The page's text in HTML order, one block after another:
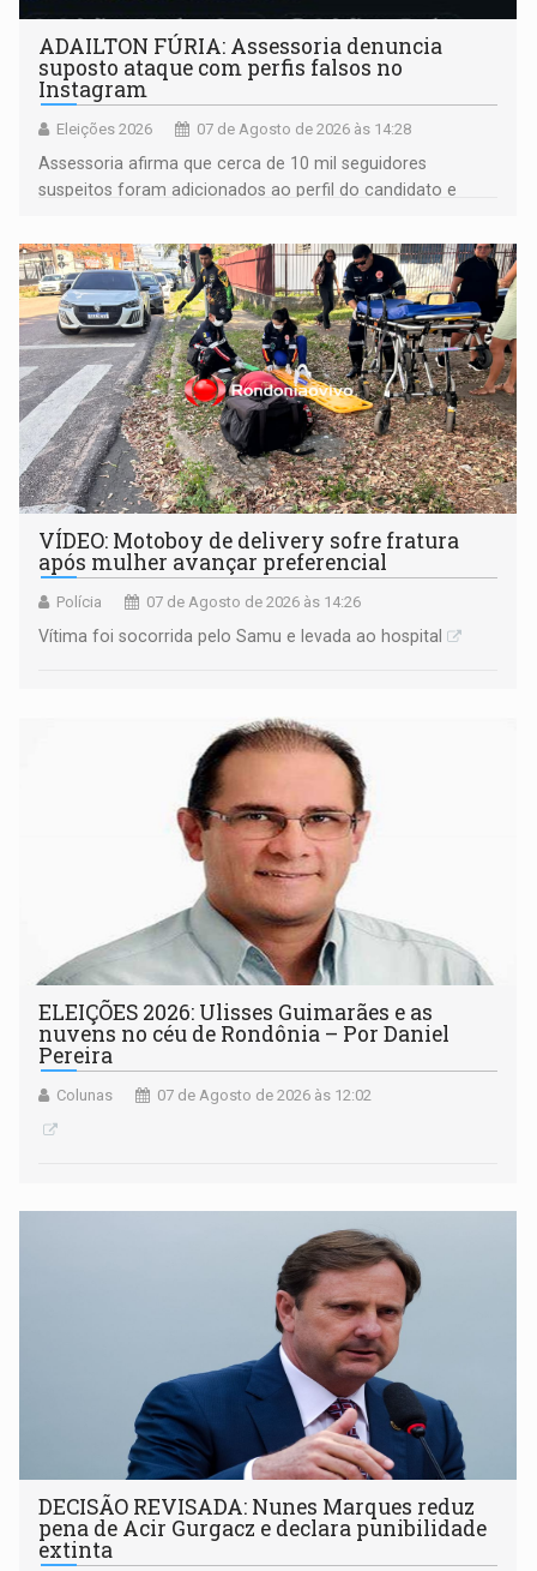
ADAILTON FÚRIA: Assessoria denuncia
suposto ataque com perfis falsos no
Instagram
Eleições 2026 07 de Agosto de 2026 às 14:28
Assessoria afirma que cerca de 10 mil seguidores
suspeitos foram adicionados ao perfil do candidato e
remover as contas
VÍDEO: Motoboy de delivery sofre fratura
após mulher avançar preferencial
Polícia 07 de Agosto de 2026 às 14:26
Vítima foi socorrida pelo Samu e levada ao hospital
ELEIÇÕES 2026: Ulisses Guimarães e as
nuvens no céu de Rondônia – Por Daniel
Pereira
Colunas 07 de Agosto de 2026 às 12:02
DECISÃO REVISADA: Nunes Marques reduz
pena de Acir Gurgacz e declara punibilidade
extinta